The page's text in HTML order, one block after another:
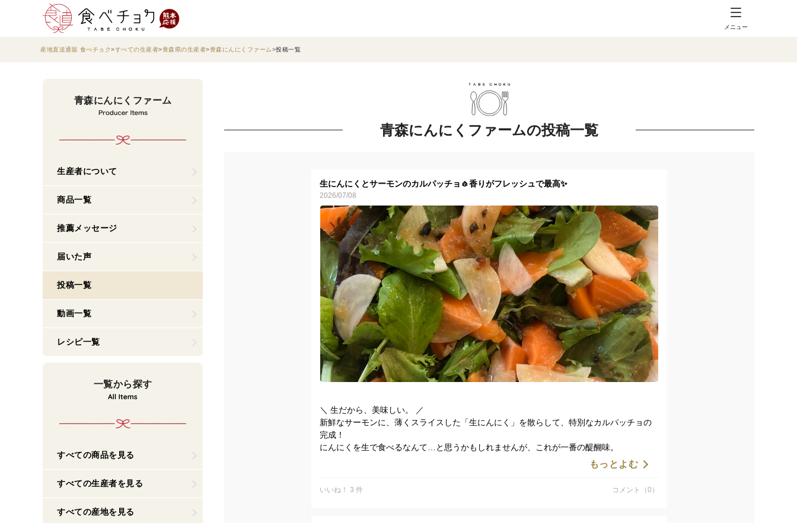
メニュー
産地直送通販 食べチョク すべての生産者 青森県の生産者 青森にんにくファーム 投稿一覧
青森にんにくファーム
生産者について
商品一覧
推薦メッセージ
届いた声
投稿一覧
動画一覧
レシピ一覧
一覧から探す
すべての商品を見る
すべての生産者を見る
すべての産地を見る
青森にんにくファームの投稿一覧
生にんにくとサーモンのカルパッチョ🧄香りがフレッシュで最高✨
2026/07/08
＼ 生だから、美味しい。 ／
新鮮なサーモンに、薄くスライスした「生にんにく」を散らして、特別なカルパッチョの
完成！
にんにくを生で食べるなんて…と思うかもしれませんが、これが一番の醍醐味。
特有の嫌な臭いはなく、あるのはジューシーさと、ハッとするほどフレッシュな香り。
ピリッとした生ならではの辛みが、お刺身に最高のアクセントを添えてくれます。
一口でパワー全開！今週も元気に過ごせそうです。
もっとよむ
いいね！ 3 件 コメント（0）